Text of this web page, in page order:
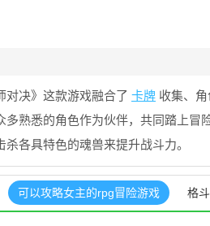
对决》这款游戏融合了 卡牌 收集、
多熟悉的角色作为伙伴，共同踏上
各具特色的魂兽来提升战斗力。
可以攻略女主的rpg冒险游戏 格